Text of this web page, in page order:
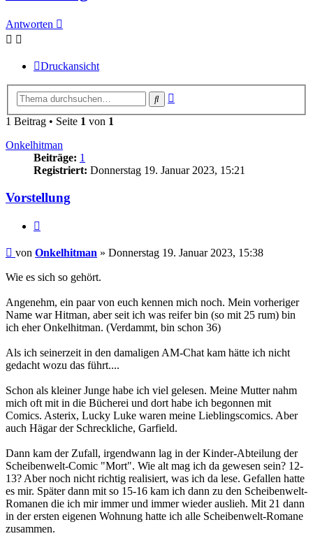
Antworten
Druckansicht
Suche
1 Beitrag • Seite 1 von 1
Onkelhitman
Beiträge: 1
Registriert: Donnerstag 19. Januar 2023, 15:21
Vorstellung
Beitrag
von Onkelhitman » Donnerstag 19. Januar 2023, 15:38
Wie es sich so gehört.
Angenehm, ein paar von euch kennen mich noch. Mein vorheriger
Name war Hitman, aber seit ich was reifer bin (so mit 25 rum) bin
ich eher Onkelhitman. (Verdammt, bin schon 36)
Als ich seinerzeit in den damaligen AM-Chat kam hätte ich nicht
gedacht wozu das führt....
Schon als kleiner Junge habe ich viel gelesen. Meine Mutter nahm
mich oft mit in die Bücherei und dort habe ich begonnen mit
Comics. Asterix, Lucky Luke waren meine Lieblingscomics. Aber
auch Hägar der Schreckliche, Garfield.
Dann kam der Zufall, irgendwann lag in der Kinder-Abteilung der
Scheibenwelt-Comic "Mort". Wie alt mag ich da gewesen sein? 12-
13? Aber noch nicht richtig realisiert, was ich da lese. Gefallen hatte
es mir. Später dann mit so 15-16 kam ich dann zu den Scheibenwelt-
Romanen die ich mir immer und immer wieder auslieh. Mit 21 dann
in der ersten eigenen Wohnung hatte ich alle Scheibenwelt-Romane
zusammen.